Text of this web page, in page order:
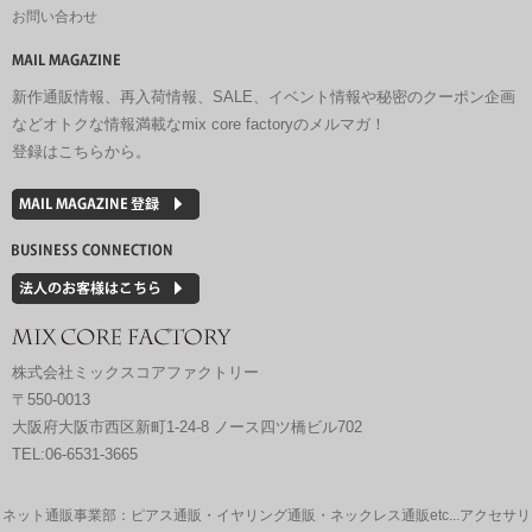
お問い合わせ
新作通販情報、再入荷情報、SALE、イベント情報や秘密のクーポン企画
などオトクな情報満載なmix core factoryのメルマガ！
登録はこちらから。
株式会社ミックスコアファクトリー
〒550-0013
大阪府大阪市西区新町1-24-8 ノース四ツ橋ビル702
TEL:06-6531-3665
ネット通販事業部：ピアス通販・イヤリング通販・ネックレス通販etc...アクセサリ